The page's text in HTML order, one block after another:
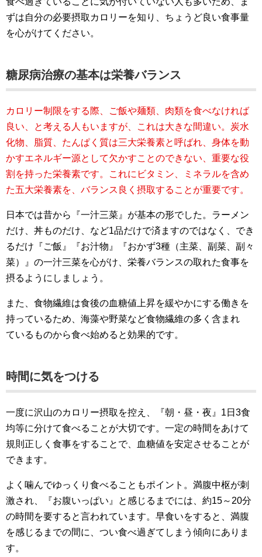
ずは自分の必要摂取カロリーを知り、ちょうど良い食事量
を心がけてください。
糖尿病治療の基本は栄養バランス
カロリー制限をする際、ご飯や麺類、肉類を食べなければ
良い、と考える人もいますが、これは大きな間違い。炭水
化物、脂質、たんぱく質は三大栄養素と呼ばれ、身体を動
かすエネルギー源として欠かすことのできない、重要な役
割を持った栄養素です。これにビタミン、ミネラルを含め
た五大栄養素を、バランス良く摂取することが重要です。
日本では昔から『一汁三菜』が基本の形でした。ラーメン
だけ、丼ものだけ、など1品だけで済ますのではなく、でき
るだけ『ご飯』『お汁物』『おかず3種（主菜、副菜、副々
菜）』の一汁三菜を心がけ、栄養バランスの取れた食事を
摂るようにしましょう。
また、食物繊維は食後の血糖値上昇を緩やかにする働きを
持っているため、海藻や野菜など食物繊維の多く含まれ
ているものから食べ始めると効果的です。
時間に気をつける
一度に沢山のカロリー摂取を控え、『朝・昼・夜』1日3食
均等に分けて食べることが大切です。一定の時間をあけて
規則正しく食事をすることで、血糖値を安定させることが
できます。
よく噛んでゆっくり食べることもポイント。満腹中枢が刺
激され、『お腹いっぱい』と感じるまでには、約15～20分
の時間を要すると言われています。早食いをすると、満腹
を感じるまでの間に、つい食べ過ぎてしまう傾向にありま
す。